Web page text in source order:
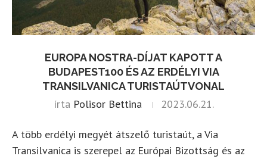
EUROPA NOSTRA-DÍJAT KAPOTT A
BUDAPEST100 ÉS AZ ERDÉLYI VIA
TRANSILVANICA TURISTAÚTVONAL
írta Polisor Bettina 2023.06.21.
A több erdélyi megyét átszelő turistaút, a Via
Transilvanica is szerepel az Európai Bizottság és az